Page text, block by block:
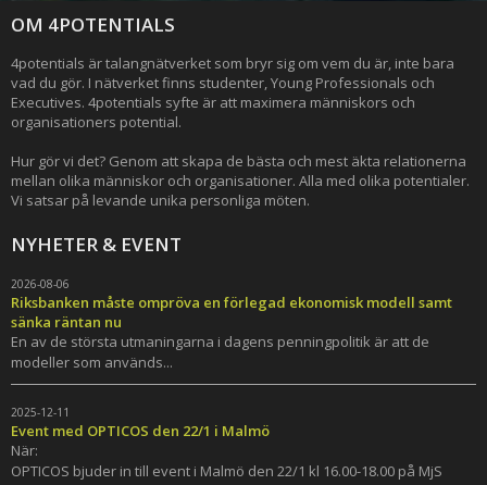
OM 4POTENTIALS
4potentials är talangnätverket som bryr sig om vem du är, inte bara
vad du gör. I nätverket finns studenter, Young Professionals och
Executives. 4potentials syfte är att maximera människors och
organisationers potential.
Hur gör vi det? Genom att skapa de bästa och mest äkta relationerna
mellan olika människor och organisationer. Alla med olika potentialer.
Vi satsar på levande unika personliga möten.
NYHETER & EVENT
2026-08-06
Riksbanken måste ompröva en förlegad ekonomisk modell samt
sänka räntan nu
En av de största utmaningarna i dagens penningpolitik är att de
modeller som används...
2025-12-11
Event med OPTICOS den 22/1 i Malmö
När:
OPTICOS bjuder in till event i Malmö den 22/1 kl 16.00-18.00 på MjS